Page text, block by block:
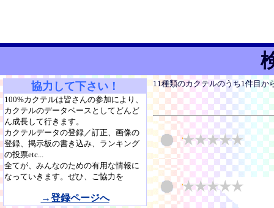
協力して下さい！
100%カクテルは皆さんの参加により、
カクテルのデータベースとしてどんど
ん成長して行きます。
カクテルデータの登録／訂正、画像の
登録、掲示板の書き込み、ランキング
の投票etc...
全てが、みんなのための有用な情報に
なっていきます。ぜひ、ご協力を
→登録ページへ
11種類のカクテルのうち1件目か